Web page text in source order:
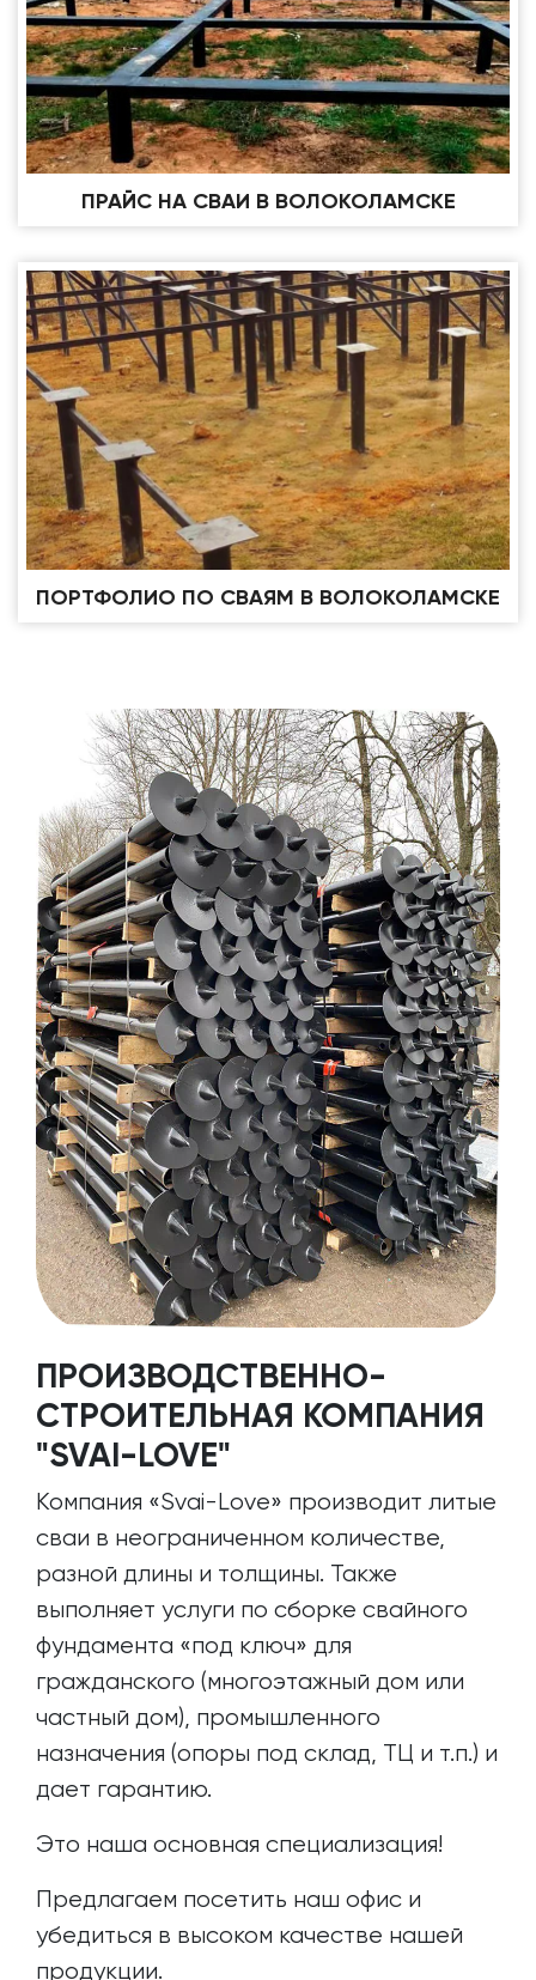
ПРАЙС НА СВАИ В ВОЛОКОЛАМСКЕ
ПОРТФОЛИО ПО СВАЯМ В ВОЛОКОЛАМСКЕ
ПРОИЗВОДСТВЕННО-
СТРОИТЕЛЬНАЯ КОМПАНИЯ
"SVAI-LOVE"
Компания «Svai-Love» производит литые
сваи в неограниченном количестве,
разной длины и толщины. Также
выполняет услуги по сборке свайного
фундамента «под ключ» для
гражданского (многоэтажный дом или
частный дом), промышленного
назначения (опоры под склад, ТЦ и т.п.) и
дает гарантию.
Это наша основная специализация!
Предлагаем посетить наш офис и
убедиться в высоком качестве нашей
продукции.